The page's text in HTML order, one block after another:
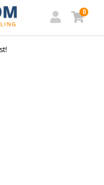
0